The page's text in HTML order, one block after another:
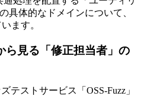
具体的なドメインについて、
ます。
ら見る「修正担当者」の
テストサービス「OSS-Fuzz」